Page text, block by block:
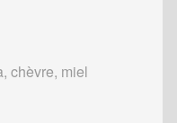
chèvre, miel